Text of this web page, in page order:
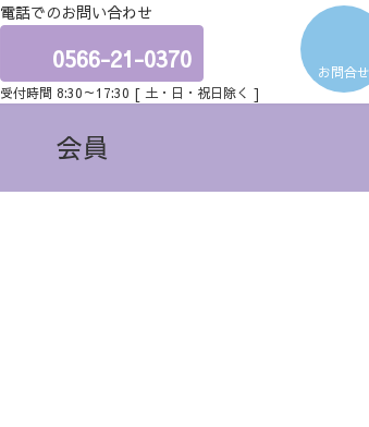
電話でのお問い合わせ
0566-21-0370
受付時間 8:30～17:30 [ 土・日・祝日除く ]
ア
イ
コ
ン
リ
ン
会員